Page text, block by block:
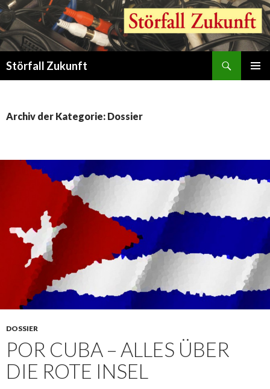
Störfall Zukunft
Archiv der Kategorie: Dossier
DOSSIER
POR CUBA – ALLES ÜBER
DIE ROTE INSEL